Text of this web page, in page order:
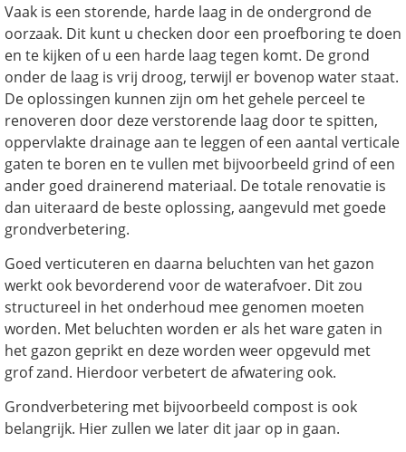
Vaak is een storende, harde laag in de ondergrond de
oorzaak. Dit kunt u checken door een proefboring te doen
en te kijken of u een harde laag tegen komt. De grond
onder de laag is vrij droog, terwijl er bovenop water staat.
De oplossingen kunnen zijn om het gehele perceel te
renoveren door deze verstorende laag door te spitten,
oppervlakte drainage aan te leggen of een aantal verticale
gaten te boren en te vullen met bijvoorbeeld grind of een
ander goed drainerend materiaal. De totale renovatie is
dan uiteraard de beste oplossing, aangevuld met goede
grondverbetering.
Goed verticuteren en daarna beluchten van het gazon
werkt ook bevorderend voor de waterafvoer. Dit zou
structureel in het onderhoud mee genomen moeten
worden. Met beluchten worden er als het ware gaten in
het gazon geprikt en deze worden weer opgevuld met
grof zand. Hierdoor verbetert de afwatering ook.
Grondverbetering met bijvoorbeeld compost is ook
belangrijk. Hier zullen we later dit jaar op in gaan.